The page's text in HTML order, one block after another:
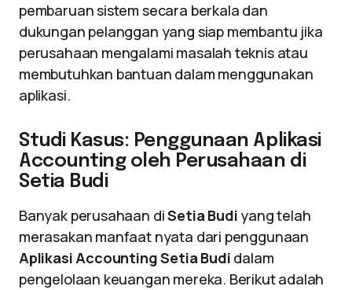
pembaruan sistem secara berkala dan
dukungan pelanggan yang siap membantu jika
perusahaan mengalami masalah teknis atau
membutuhkan bantuan dalam menggunakan
aplikasi.
Studi Kasus: Penggunaan Aplikasi
Accounting oleh Perusahaan di
Setia Budi
Banyak perusahaan diSetia Budi yang telah
merasakan manfaat nyata dari penggunaan
Aplikasi Accounting Setia Budi dalam
pengelolaan keuangan mereka. Berikut adalah